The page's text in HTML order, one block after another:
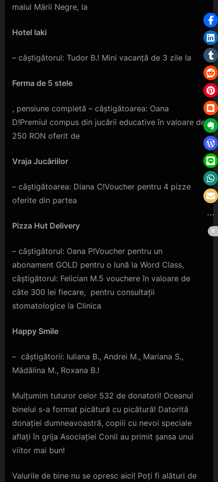
malul Mării Negre, la
Hotel Iaki
– câștigătorul: Tudor B.! Mini vacanță de 3 zile la
Ferma de 5 stele
, pensiune completă – câștigătoarea: Oana
D!Premiul compus din jucării educative în valoare de
250 RON oferit de
Vraja Jucăriilor
– câștigătoarea: Diana C!Voucher pentru 4 pizze
oferite din partea
Pizza Hut Delivery
– câștigătorul: Oana P!Voucher pentru un
abonament GOLD pentru o lună la Word Class,
câștigătorul: Felician M.5 vouchere în valoare de
câte 300 lei fiecare, pentru consultații
stomatologice la Clinica
Happy Smile
– câștigătorii: Iuliana B., Andrei M., Mariana S.,
Mădălina M., Roxana B.!
Mulțumim tuturor celor 532 de donatori! Oceanul
binelui s-a format picătură cu picătură! Datorită
donației dumneavoastră, copiii cu nevoi speciale
aflați în grija Asociației Conil au primit șansa unui
viitor mai bun!
Valurile de bine nu se opresc aici! Poți fi alături de